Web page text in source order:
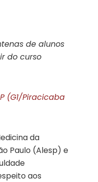
de alunos
do curso
(G1/Piracicaba
da
Paulo (Alesp) e
aos